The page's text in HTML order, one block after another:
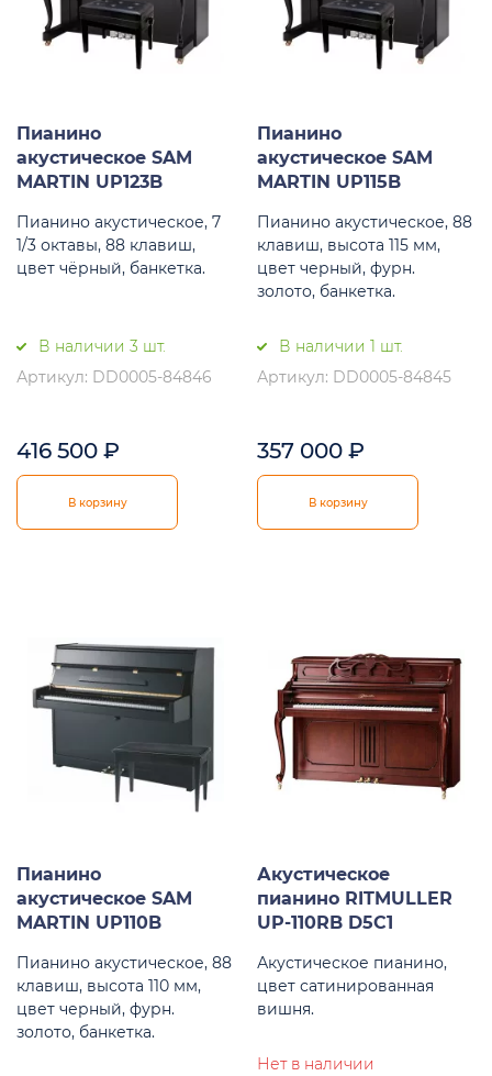
Пианино
акустическое SAM
MARTIN UP123B
Пианино акустическое, 7
1/3 октавы, 88 клавиш,
цвет чёрный, банкетка.
В наличии 3 шт.
Артикул: DD0005-84846
416 500 ₽
В корзину
Пианино
акустическое SAM
MARTIN UP115B
Пианино акустическое, 88
клавиш, высота 115 мм,
цвет черный, фурн.
золото, банкетка.
В наличии 1 шт.
Артикул: DD0005-84845
357 000 ₽
В корзину
Пианино
акустическое SAM
MARTIN UP110B
Пианино акустическое, 88
клавиш, высота 110 мм,
цвет черный, фурн.
золото, банкетка.
Акустическое
пианино RITMULLER
UP-110RB D5C1
Акустическое пианино,
цвет сатинированная
вишня.
Нет в наличии